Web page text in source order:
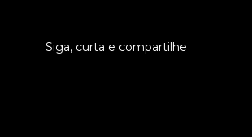
Siga, curta e compartilhe